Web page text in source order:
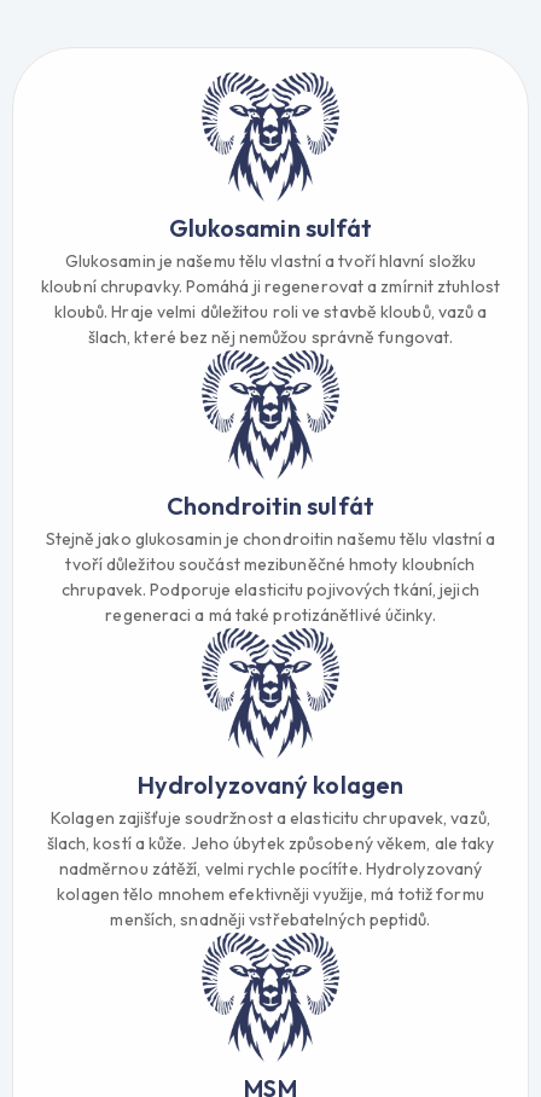
Glukosamin sulfát
Glukosamin je našemu tělu vlastní a tvoří hlavní složku
kloubní chrupavky. Pomáhá ji regenerovat a zmírnit ztuhlost
kloubů. Hraje velmi důležitou roli ve stavbě kloubů, vazů a
šlach, které bez něj nemůžou správně fungovat.
Chondroitin sulfát
Stejně jako glukosamin je chondroitin našemu tělu vlastní a
tvoří důležitou součást mezibuněčné hmoty kloubních
chrupavek. Podporuje elasticitu pojivových tkání, jejich
regeneraci a má také protizánětlivé účinky.
Hydrolyzovaný kolagen
Kolagen zajišťuje soudržnost a elasticitu chrupavek, vazů,
šlach, kostí a kůže. Jeho úbytek způsobený věkem, ale taky
nadměrnou zátěží, velmi rychle pocítíte. Hydrolyzovaný
kolagen tělo mnohem efektivněji využije, má totiž formu
menších, snadněji vstřebatelných peptidů.
MSM